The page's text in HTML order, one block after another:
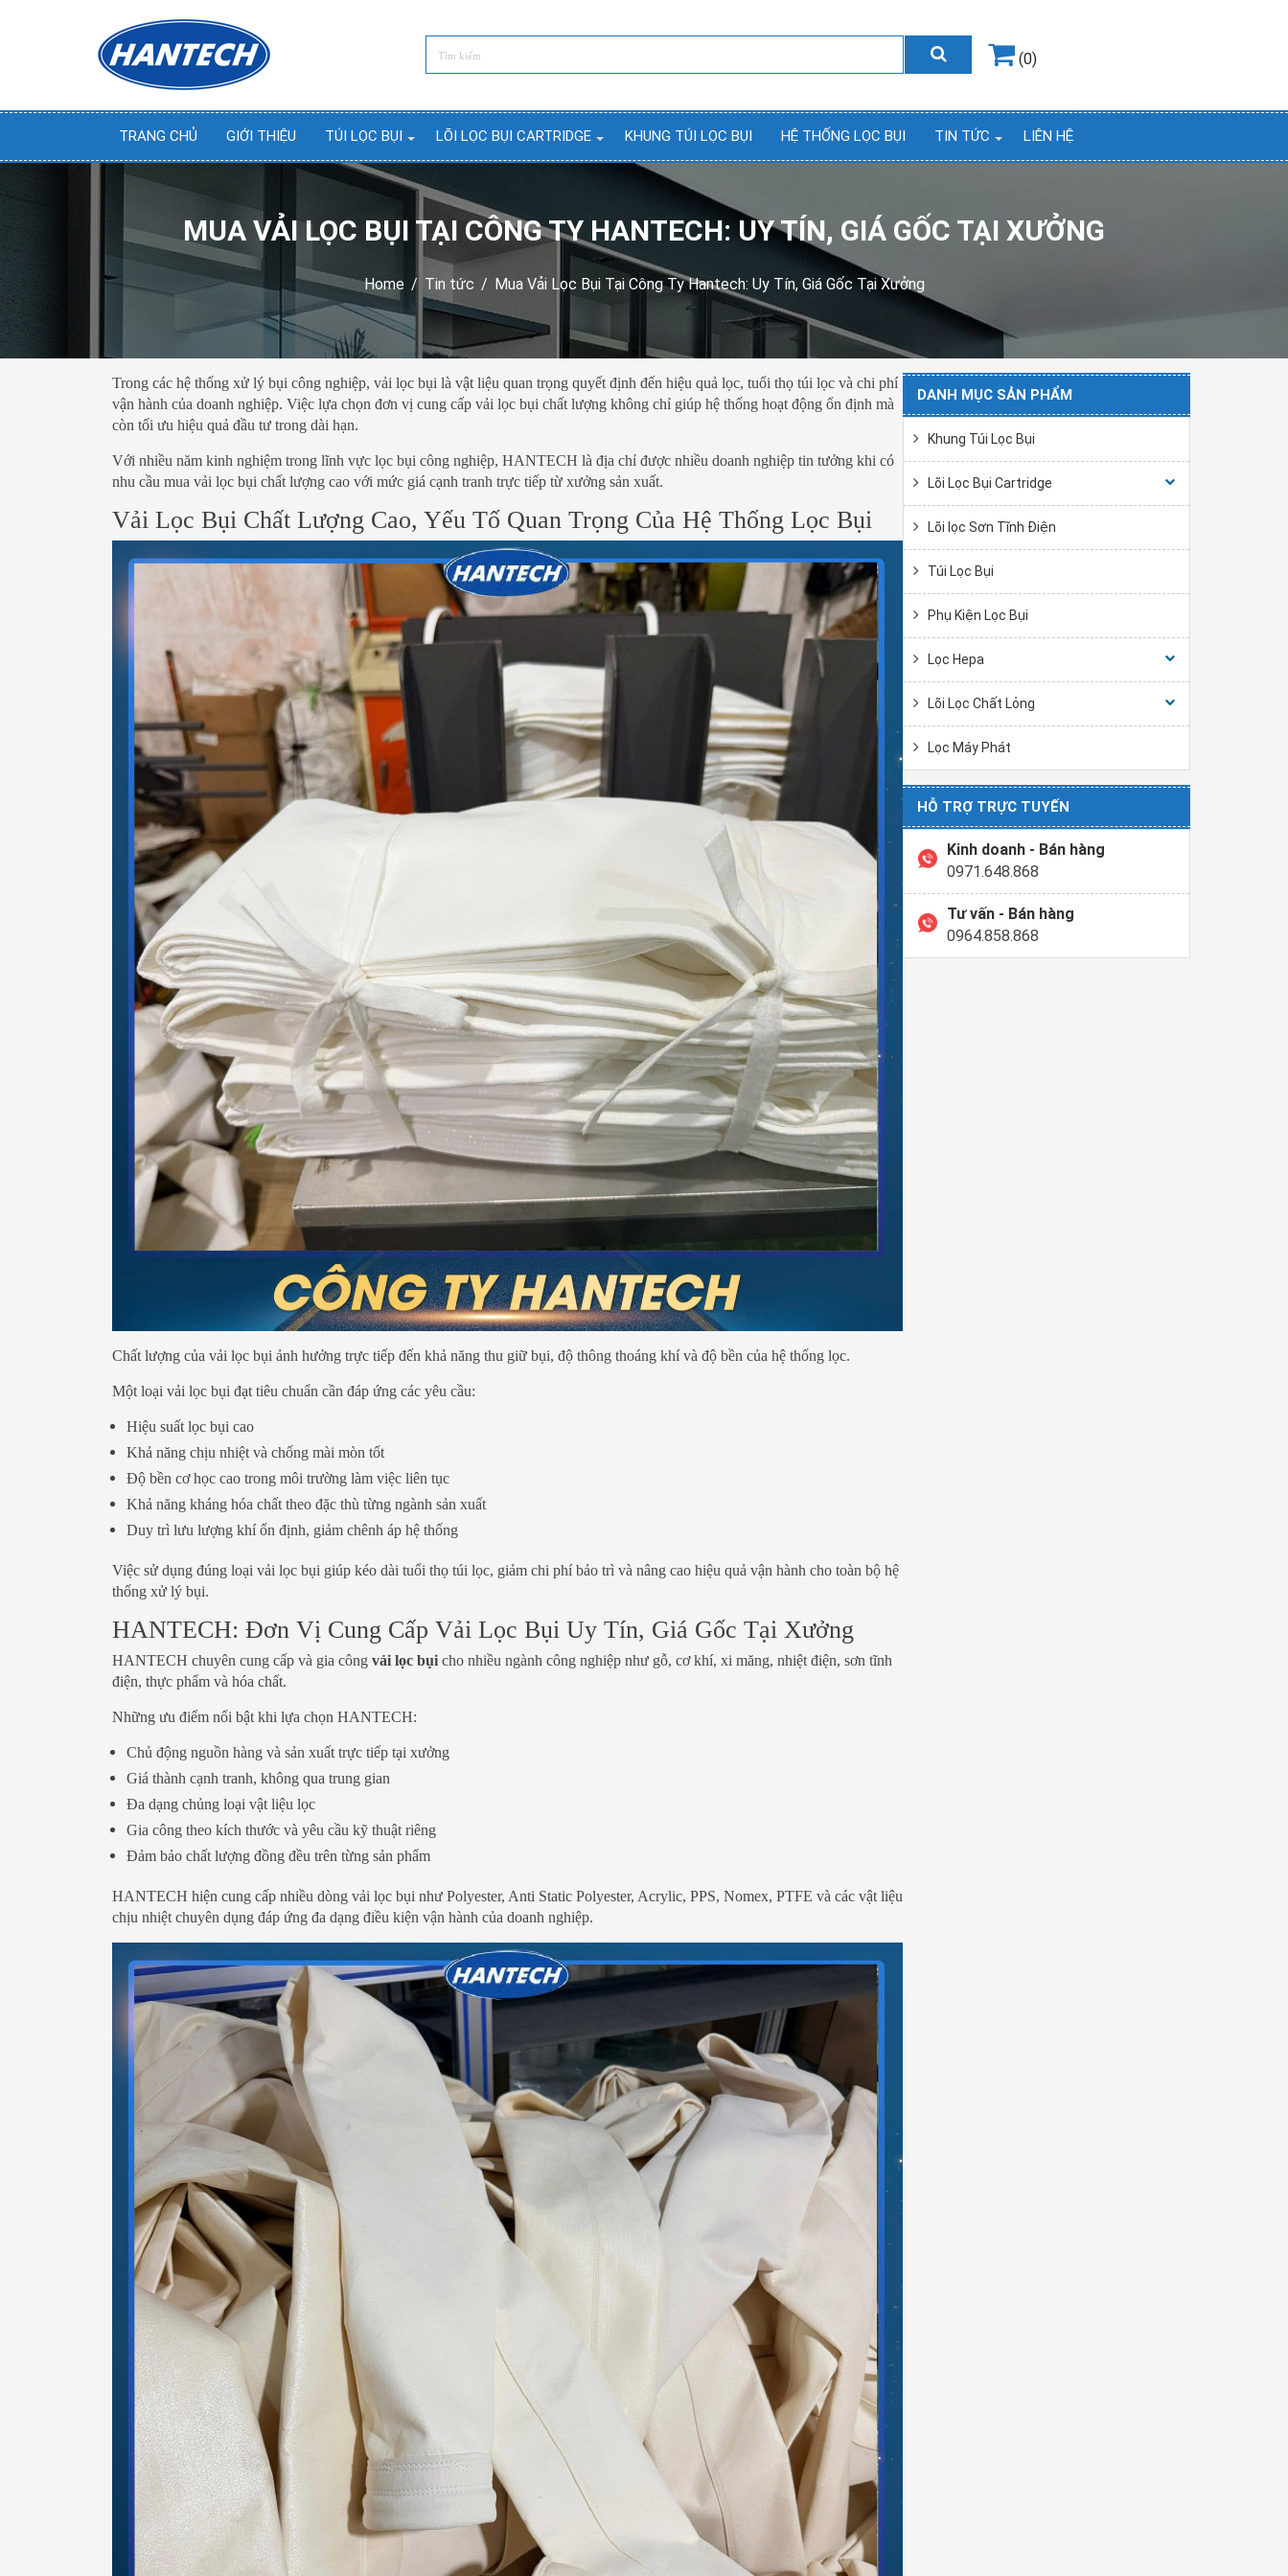
(0)
TRANG CHỦ GIỚI THIỆU TÚI LỌC BỤI LÕI LỌC BỤI CARTRIDGE KHUNG TÚI LỌC BỤI HỆ THỐNG LỌC BỤI TIN TỨC LIÊN HỆ
MUA VẢI LỌC BỤI TẠI CÔNG TY HANTECH: UY TÍN, GIÁ GỐC TẠI XƯỞNG
Home / Tin tức / Mua Vải Lọc Bụi Tại Công Ty Hantech: Uy Tín, Giá Gốc Tại Xưởng
Trong các hệ thống xử lý bụi công nghiệp, vải lọc bụi là vật liệu quan trọng quyết định đến hiệu quả lọc, tuổi thọ túi lọc và chi phí
vận hành của doanh nghiệp. Việc lựa chọn đơn vị cung cấp vải lọc bụi chất lượng không chỉ giúp hệ thống hoạt động ổn định mà
còn tối ưu hiệu quả đầu tư trong dài hạn.
Với nhiều năm kinh nghiệm trong lĩnh vực lọc bụi công nghiệp, HANTECH là địa chỉ được nhiều doanh nghiệp tin tưởng khi có
nhu cầu mua vải lọc bụi chất lượng cao với mức giá cạnh tranh trực tiếp từ xưởng sản xuất.
Vải Lọc Bụi Chất Lượng Cao, Yếu Tố Quan Trọng Của Hệ Thống Lọc Bụi
Chất lượng của vải lọc bụi ảnh hưởng trực tiếp đến khả năng thu giữ bụi, độ thông thoáng khí và độ bền của hệ thống lọc.
Một loại vải lọc bụi đạt tiêu chuẩn cần đáp ứng các yêu cầu:
Hiệu suất lọc bụi cao
Khả năng chịu nhiệt và chống mài mòn tốt
Độ bền cơ học cao trong môi trường làm việc liên tục
Khả năng kháng hóa chất theo đặc thù từng ngành sản xuất
Duy trì lưu lượng khí ổn định, giảm chênh áp hệ thống
Việc sử dụng đúng loại vải lọc bụi giúp kéo dài tuổi thọ túi lọc, giảm chi phí bảo trì và nâng cao hiệu quả vận hành cho toàn bộ hệ
thống xử lý bụi.
HANTECH: Đơn Vị Cung Cấp Vải Lọc Bụi Uy Tín, Giá Gốc Tại Xưởng
HANTECH chuyên cung cấp và gia công vải lọc bụi cho nhiều ngành công nghiệp như gỗ, cơ khí, xi măng, nhiệt điện, sơn tĩnh
điện, thực phẩm và hóa chất.
Những ưu điểm nổi bật khi lựa chọn HANTECH:
Chủ động nguồn hàng và sản xuất trực tiếp tại xưởng
Giá thành cạnh tranh, không qua trung gian
Đa dạng chủng loại vật liệu lọc
Gia công theo kích thước và yêu cầu kỹ thuật riêng
Đảm bảo chất lượng đồng đều trên từng sản phẩm
HANTECH hiện cung cấp nhiều dòng vải lọc bụi như Polyester, Anti Static Polyester, Acrylic, PPS, Nomex, PTFE và các vật liệu
chịu nhiệt chuyên dụng đáp ứng đa dạng điều kiện vận hành của doanh nghiệp.
DANH MỤC SẢN PHẨM
Khung Túi Lọc Bụi
Lõi Lọc Bụi Cartridge
Lõi lọc Sơn Tĩnh Điện
Túi Lọc Bụi
Phụ Kiện Lọc Bụi
Lọc Hepa
Lõi Lọc Chất Lỏng
Lọc Máy Phát
HỖ TRỢ TRỰC TUYẾN
Kinh doanh - Bán hàng
0971.648.868
Tư vấn - Bán hàng
0964.858.868